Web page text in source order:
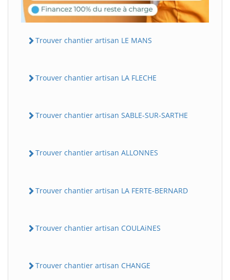
Trouver chantier artisan LE MANS
Trouver chantier artisan LA FLECHE
Trouver chantier artisan SABLE-SUR-SARTHE
Trouver chantier artisan ALLONNES
Trouver chantier artisan LA FERTE-BERNARD
Trouver chantier artisan COULAiNES
Trouver chantier artisan CHANGE